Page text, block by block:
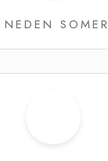
NEDEN SOMER